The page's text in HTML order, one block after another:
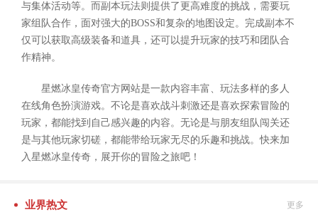
与集体活动等。而副本玩法则提供了更高难度的挑战，需要玩
家组队合作，面对强大的BOSS和复杂的地图设定。完成副本不
仅可以获取高级装备和道具，还可以提升玩家的技巧和团队合
作精神。
星燃冰皇传奇官方网站是一款内容丰富、玩法多样的多人
在线角色扮演游戏。不论是喜欢战斗刺激还是喜欢探索冒险的
玩家，都能找到自己感兴趣的内容。无论是与朋友组队闯关还
是与其他玩家切磋，都能带给玩家无尽的乐趣和挑战。快来加
入星燃冰皇传奇，展开你的冒险之旅吧！
业界热文 更多